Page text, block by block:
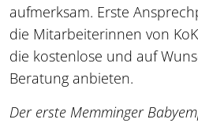
aufmerksam. Erste
die Mitarbeiterinnen von
die kostenlose und auf
Beratung anbieten.
Der erste Memminger